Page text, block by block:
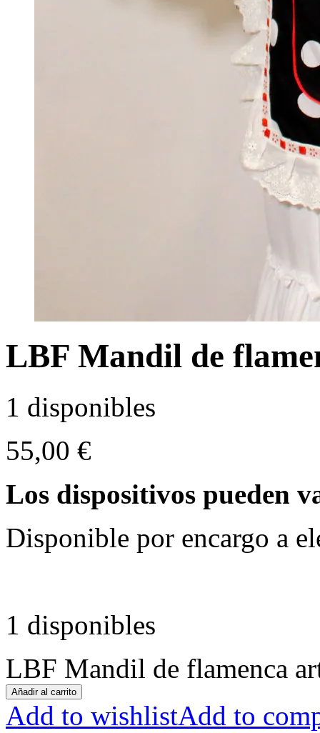
LBF Mandil de
1 disponibles
55,00 €
Los dispositivos pueden
Disponible por encargo a
1 disponibles
LBF Mandil de flamenca
Añadir al carrito
Add to wishlistAdd to